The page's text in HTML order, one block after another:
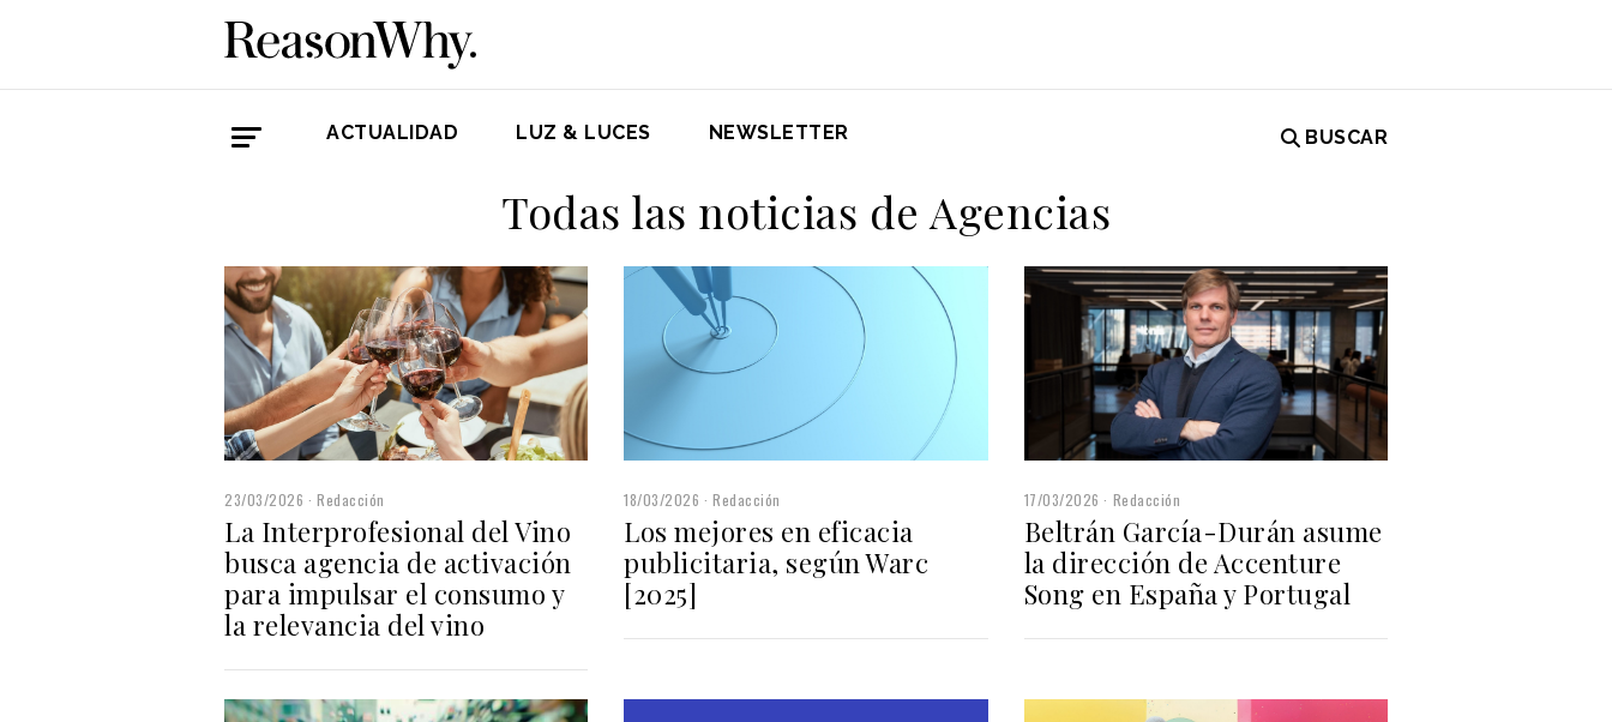
ACTUALIDAD LUZ & LUCES NEWSLETTER BUSCAR
Todas las noticias de Agencias
23/03/2026 Redacción
La Interprofesional del Vino
busca agencia de activación
para impulsar el consumo y
la relevancia del vino
18/03/2026 Redacción
Los mejores en eficacia
publicitaria, según Warc
[2025]
17/03/2026 Redacción
Beltrán García-Durán asume
la dirección de Accenture
Song en España y Portugal